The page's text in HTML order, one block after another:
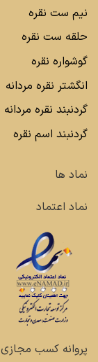
نیم ست نقره
حلقه ست نقره
گوشواره نقره
انگشتر نقره مردانه
گردنبند نقره مردانه
گردنبند اسم نقره
نماد ها
نماد اعتماد
پروانه کسب مجازی